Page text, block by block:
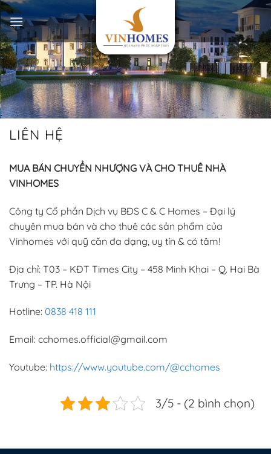
Bỏ
qua
nội
dung
LIÊN HỆ
MUA BÁN CHUYỂN NHƯỢNG VÀ CHO THUÊ NHÀ
VINHOMES
Công ty Cổ phần Dịch vụ BĐS C & C Homes – Đại lý
chuyên mua bán và cho thuê các sản phẩm của
Vinhomes với quỹ căn đa dạng, uy tín & có tâm!
Địa chỉ: T03 – KĐT Times City – 458 Minh Khai – Q. Hai Bà
Trưng – TP. Hà Nội
Hotline: 0838 418 111
Email: cchomes.official@gmail.com
Youtube: https://www.youtube.com/@cchomes
3/5 - (2 bình chọn)